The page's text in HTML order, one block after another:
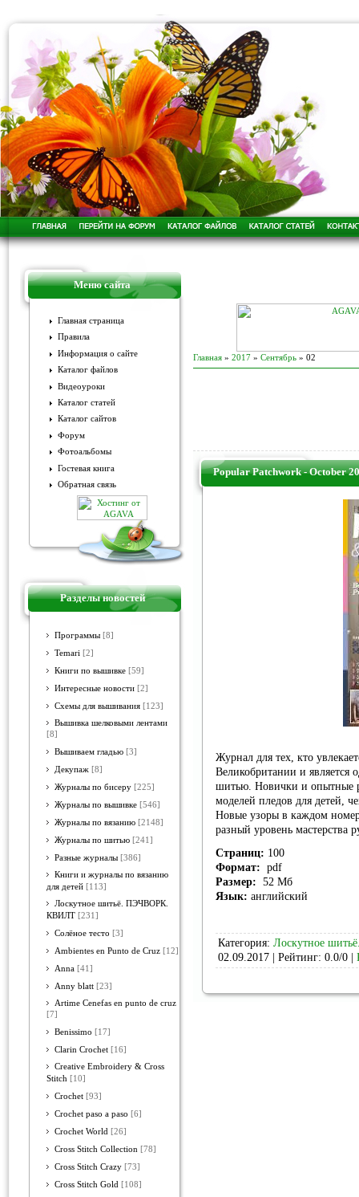
Меню сайта
Главная страница
Правила
Информация о сайте
Каталог файлов
Видеоуроки
Каталог статей
Каталог сайтов
Форум
Фотоальбомы
Гостевая книга
Обратная связь
Разделы новостей
Программы [8]
Temari [2]
Книги по вышивке [59]
Интересные новости [2]
Схемы для вышивания [123]
Вышивка шелковыми лентами
[8]
Вышиваем гладью [3]
Декупаж [8]
Журналы по бисеру [225]
Журналы по вышивке [546]
Журналы по вязанию [2148]
Журналы по шитью [241]
Разные журналы [386]
Книги и журналы по вязанию
для детей [113]
Лоскутное шитьё. ПЭЧВОРК.
КВИЛТ [231]
Солёное тесто [3]
Ambientes en Punto de Cruz [12]
Anna [41]
Anny blatt [23]
Artime Cenefas en punto de cruz
[7]
Benissimo [17]
Clarin Crochet [16]
Creative Embroidery & Cross
Stitch [10]
Crochet [93]
Crochet paso a paso [6]
Crochet World [26]
Cross Stitch Collection [78]
Cross Stitch Crazy [73]
Cross Stitch Gold [108]
Главная » 2017 » Сентябрь » 02
Popular Patchwork - October
Журнал для тех, кто
Великобритании и
шитью. Новички и опытные
моделей пледов для детей,
Новые узоры в каждом
разный уровень мастерства
Страниц: 100
Формат: pdf
Размер: 52 Мб
Язык: английский
Категория: Лоскутное
02.09.2017 | Рейтинг: 0.0/0 |